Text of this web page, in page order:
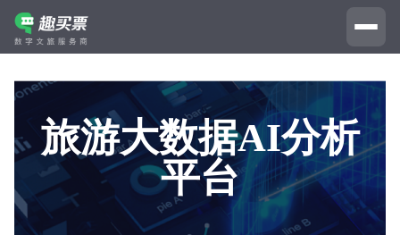
旅游大数据AI分析
平台